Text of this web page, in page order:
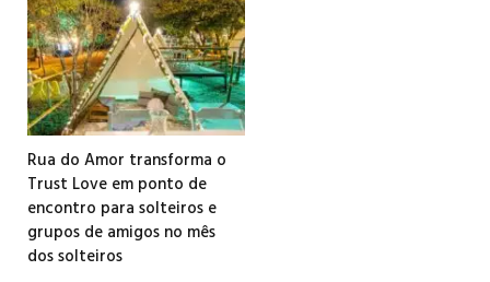
Rua do Amor transforma o
Trust Love em ponto de
encontro para solteiros e
grupos de amigos no mês
dos solteiros